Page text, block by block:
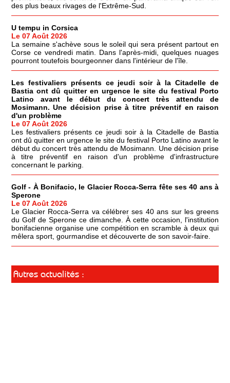
des plus beaux rivages de l'Extrême-Sud.
U tempu in Corsica
Le 07 Août 2026
La semaine s'achève sous le soleil qui sera présent partout en
Corse ce vendredi matin. Dans l'après-midi, quelques nuages
pourront toutefois bourgeonner dans l'intérieur de l'île.
Les festivaliers présents ce jeudi soir à la Citadelle de
Bastia ont dû quitter en urgence le site du festival Porto
Latino avant le début du concert très attendu de
Mosimann. Une décision prise à titre préventif en raison
d'un problème
Le 07 Août 2026
Les festivaliers présents ce jeudi soir à la Citadelle de Bastia
ont dû quitter en urgence le site du festival Porto Latino avant le
début du concert très attendu de Mosimann. Une décision prise
à titre préventif en raison d'un problème d'infrastructure
concernant le parking.
Golf - À Bonifacio, le Glacier Rocca-Serra fête ses 40 ans à
Sperone
Le 07 Août 2026
Le Glacier Rocca-Serra va célébrer ses 40 ans sur les greens
du Golf de Sperone ce dimanche. À cette occasion, l'institution
bonifacienne organise une compétition en scramble à deux qui
mêlera sport, gourmandise et découverte de son savoir-faire.
Autres actualités :